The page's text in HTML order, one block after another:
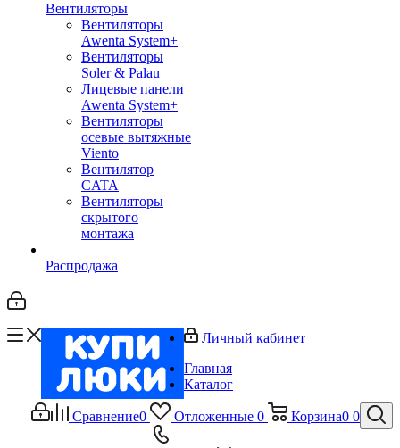
Вентиляторы
Вентиляторы
Awenta System+
Вентиляторы
Soler & Palau
Лицевые панели
Awenta System+
Вентиляторы
осевые вытяжные
Viento
Вентилятор
CATA
Вентиляторы
скрытого
монтажа
Распродажа
Сравнение0 Отложенные 0 Корзина0 0
Личный кабинет
Главная
Каталог